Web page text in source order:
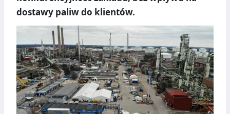
dostawy paliw do klientów.